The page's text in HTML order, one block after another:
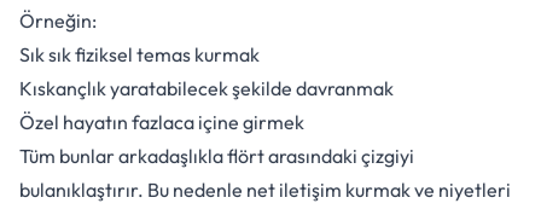
Örneğin:
Sık sık fiziksel temas kurmak
Kıskançlık yaratabilecek şekilde davranmak
Özel hayatın fazlaca içine girmek
Tüm bunlar arkadaşlıkla flört arasındaki çizgiyi
bulanıklaştırır. Bu nedenle net iletişim kurmak ve niyetleri